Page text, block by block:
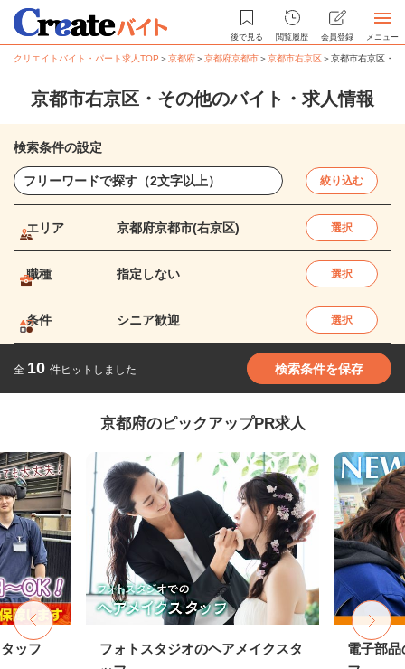
後で見る 閲覧履歴 会員登録 メニュー
クリエイトバイト・パート求人TOP ＞京都府＞京都府京都市＞京都市右京区＞京都市右京区・
京都市右京区・その他のバイト・求人情報
検索条件の設定
絞り込む
エリア 京都府京都市(右京区) 選択
職種 指定しない 選択
条件 シニア歓迎 選択
全 10 件ヒットしました 検索条件を保存
京都府のピックアップPR求人
ッフ
フォトスタジオのヘアメイクスタ
電子部